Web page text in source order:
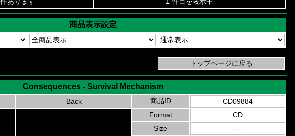
商品表示設定
Consequences - Survival Mechanism
Back 商品ID
CD09884
Format
CD
Size
---